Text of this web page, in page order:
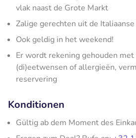
vlak naast de Grote Markt
Zalige gerechten uit de
Ook geldig in het weekend!
Er wordt rekening gehouden
(di)eetwensen of allergieën,
reservering
Konditionen
Gültig ab dem Moment des